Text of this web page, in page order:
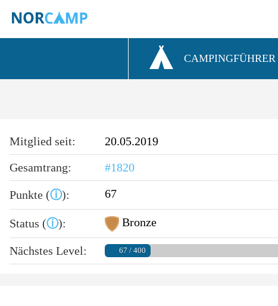
CAMPINGFÜHRER
Mitglied seit:
20.05.2019
Gesamtrang:
#1820
Punkte (ⓘ): 67
Status (ⓘ): Bronze
Nächstes Level: 67 / 400